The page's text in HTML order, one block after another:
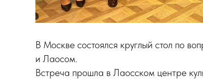
В Москве состоялся круглый стол по
и Лаосом.
Встреча прошла в Лаосском центре